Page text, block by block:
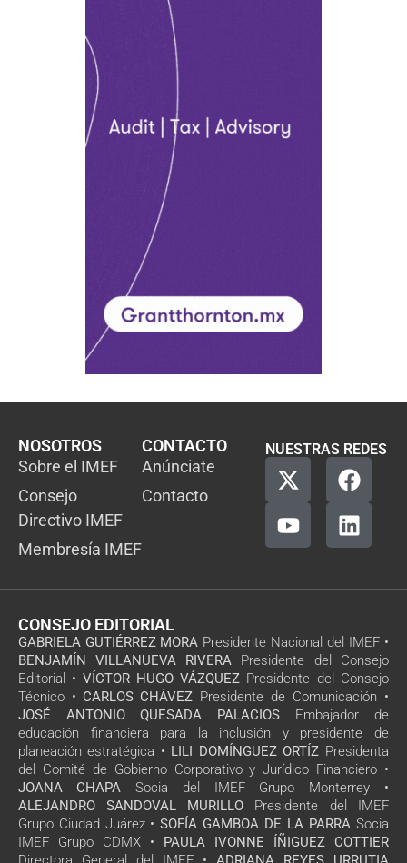
NOSOTROS
Sobre el IMEF
Consejo
Directivo IMEF
Membresía IMEF
CONTACTO
Anúnciate
Contacto
NUESTRAS REDES
CONSEJO EDITORIAL
GABRIELA GUTIÉRREZ MORA Presidente Nacional del IMEF •
BENJAMÍN VILLANUEVA RIVERA Presidente del Consejo
Editorial • VÍCTOR HUGO VÁZQUEZ Presidente del Consejo
Técnico • CARLOS CHÁVEZ Presidente de Comunicación •
JOSÉ ANTONIO QUESADA PALACIOS Embajador de
educación financiera para la inclusión y presidente de
planeación estratégica • LILI DOMÍNGUEZ ORTÍZ Presidenta
del Comité de Gobierno Corporativo y Jurídico Financiero •
JOANA CHAPA Socia del IMEF Grupo Monterrey •
ALEJANDRO SANDOVAL MURILLO Presidente del IMEF
Grupo Ciudad Juárez • SOFÍA GAMBOA DE LA PARRA Socia
IMEF Grupo CDMX • PAULA IVONNE ÍÑIGUEZ COTTIER